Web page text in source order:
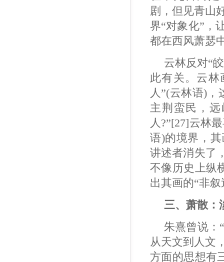
剧，但见青山
界“对象化”，
都在西风萧瑟
云林反对“
此有关。云林
人”(云林语)
主荆蛮民，
人?”[27]云林
语)的境界，
讲述者消失了
不像历史上纵
出其画的“非
三、萧散：
朱熹曾说：
从天文到人文
方面的思想有